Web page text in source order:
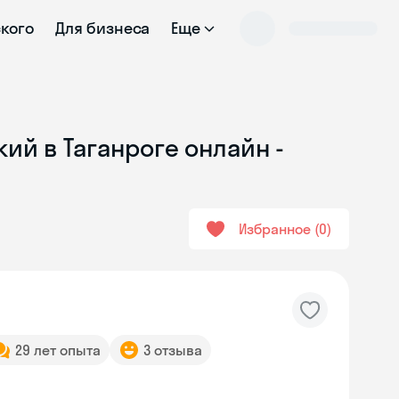
Для бизнеса Еще
в Таганроге онлайн -
Избранное 0
29 лет опыта 3 отзыва